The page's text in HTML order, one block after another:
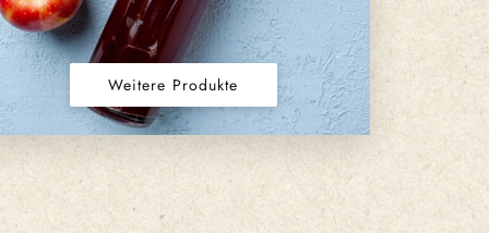
Weitere Produkte